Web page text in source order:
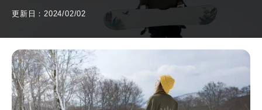
更新日：2024/02/02